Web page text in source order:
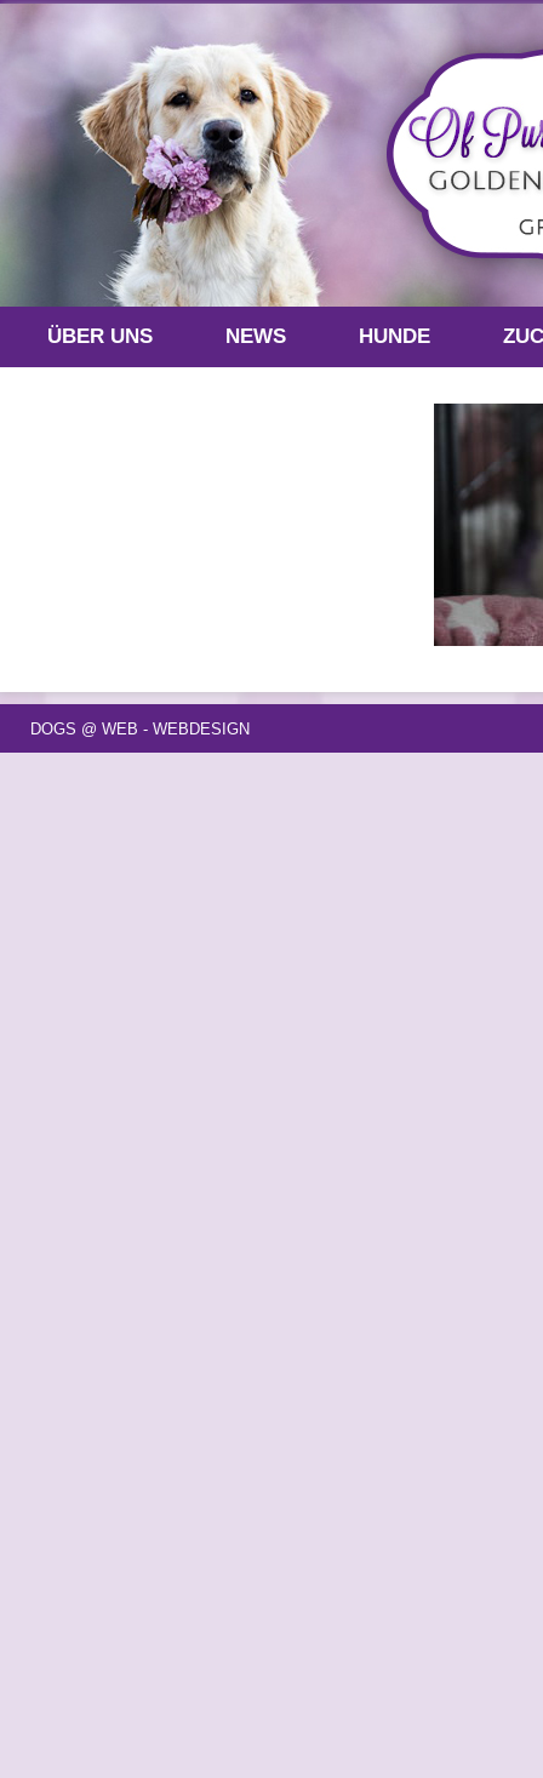
ÜBER UNS NEWS HUNDE
DOGS @ WEB - WEBDESIGN